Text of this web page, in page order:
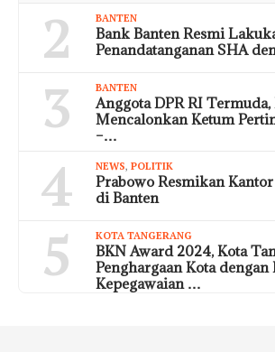
2 BANTEN
Bank Banten Resmi
Penandatanganan SHA
3 BANTEN
Anggota DPR RI
Mencalonkan Ketum
–…
4 NEWS, POLITIK
Prabowo Resmikan
di Banten
5 KOTA TANGERANG
BKN Award 2024, Kota
Penghargaan Kota dengan
Kepegawaian …